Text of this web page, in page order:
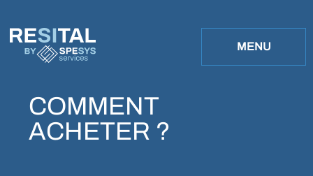
BY
MENU
COMMENT
ACHETER ?